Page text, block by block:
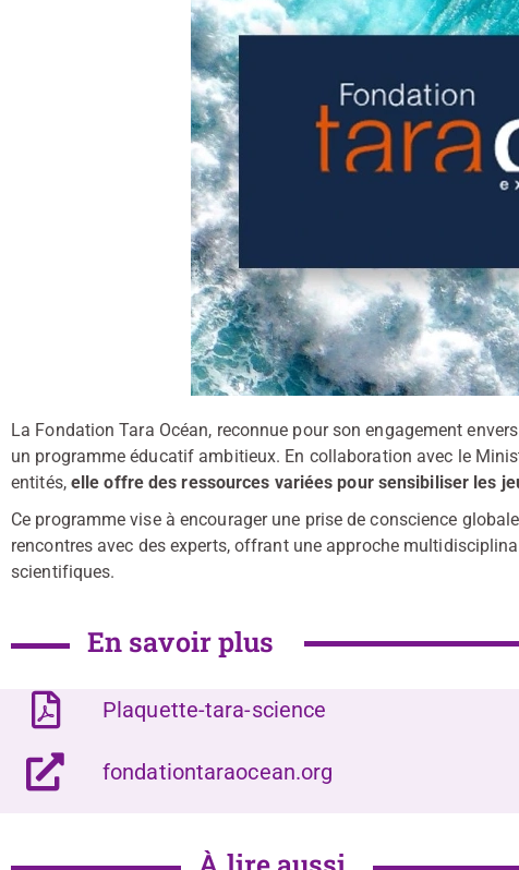
La Fondation Tara Océan, reconnue pour son engagement
un programme éducatif ambitieux. En collaboration avec le
entités, elle offre des ressources variées pour sensibiliser les
Ce programme vise à encourager une prise de conscience
rencontres avec des experts, offrant une approche
scientifiques.
En savoir plus
Plaquette-tara-science
fondationtaraocean.org